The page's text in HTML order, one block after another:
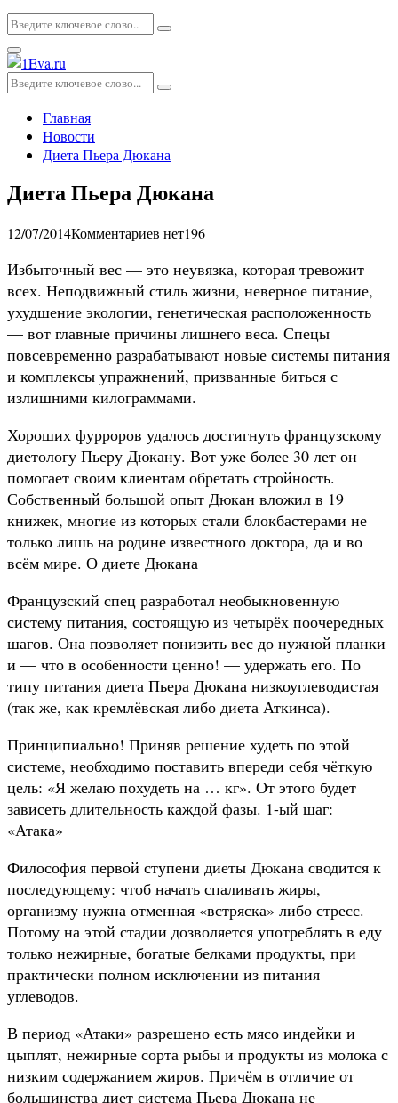
Искать:
Поиск
Основное
меню
Искать:
Поиск
Главная
Новости
Диета Пьера Дюкана
Диета Пьера Дюкана
12/07/2014Комментариев нет196
Избыточный вес — это неувязка, которая тревожит
всех. Неподвижный стиль жизни, неверное питание,
ухудшение экологии, генетическая расположенность
— вот главные причины лишнего веса. Спецы
повсевременно разрабатывают новые системы питания
и комплексы упражнений, призванные биться с
излишними килограммами.
Хороших фурроров удалось достигнуть французскому
диетологу Пьеру Дюкану. Вот уже более 30 лет он
помогает своим клиентам обретать стройность.
Собственный большой опыт Дюкан вложил в 19
книжек, многие из которых стали блокбастерами не
только лишь на родине известного доктора, да и во
всём мире. О диете Дюкана
Французский спец разработал необыкновенную
систему питания, состоящую из четырёх поочередных
шагов. Она позволяет понизить вес до нужной планки
и — что в особенности ценно! — удержать его. По
типу питания диета Пьера Дюкана низкоуглеводистая
(так же, как кремлёвская либо диета Аткинса).
Принципиально! Приняв решение худеть по этой
системе, необходимо поставить впереди себя чёткую
цель: «Я желаю похудеть на … кг». От этого будет
зависеть длительность каждой фазы. 1-ый шаг:
«Атака»
Философия первой ступени диеты Дюкана сводится к
последующему: чтоб начать спаливать жиры,
организму нужна отменная «встряска» либо стресс.
Потому на этой стадии дозволяется употреблять в еду
только нежирные, богатые белками продукты, при
практически полном исключении из питания
углеводов.
В период «Атаки» разрешено есть мясо индейки и
цыплят, нежирные сорта рыбы и продукты из молока с
низким содержанием жиров. Причём в отличие от
большинства диет система Пьера Дюкана не